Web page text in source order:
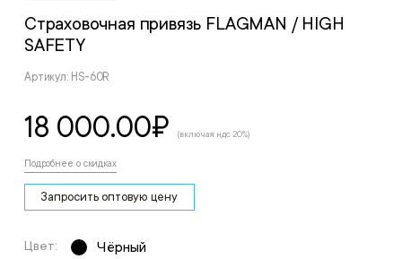
Страховочная привязь FLAGMAN / HIGH
SAFETY
Артикул: HS-60R
18 000.00₽ (включая ндс 20%)
Подробнее о скидках
Запросить оптовую цену
Цвет: Чёрный